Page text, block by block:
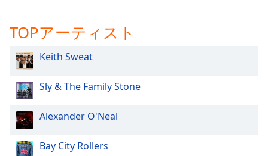
Text
Color
Opacity
Text
Background
Color
TOPアーティスト
Keith Sweat
Sly & The Family Stone
Alexander O'Neal
Bay City Rollers